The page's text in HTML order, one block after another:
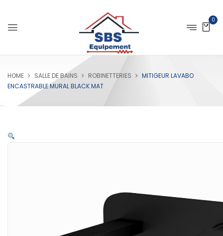
0
HOME SALLE DE BAINS ROBINETTERIES
MITIGEUR LAVABO
ENCASTRABLE MURAL BLACK MAT